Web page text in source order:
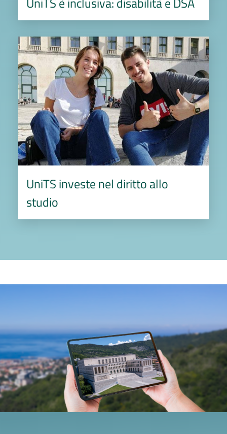
Image
UniTS investe nel diritto allo
studio